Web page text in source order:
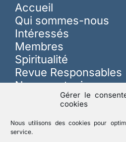
Gérer le
cookies
Nous utilisons des cookies pour
service.
Accueil
Qui sommes-nous
Intéressés
Membres
Spiritualité
Revue Responsables
Nous soutenir